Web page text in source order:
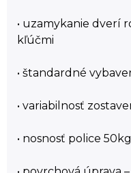
• uzamykanie dverí
kľúčmi
• štandardné
• variabilnosť
• nosnosť police 50kg